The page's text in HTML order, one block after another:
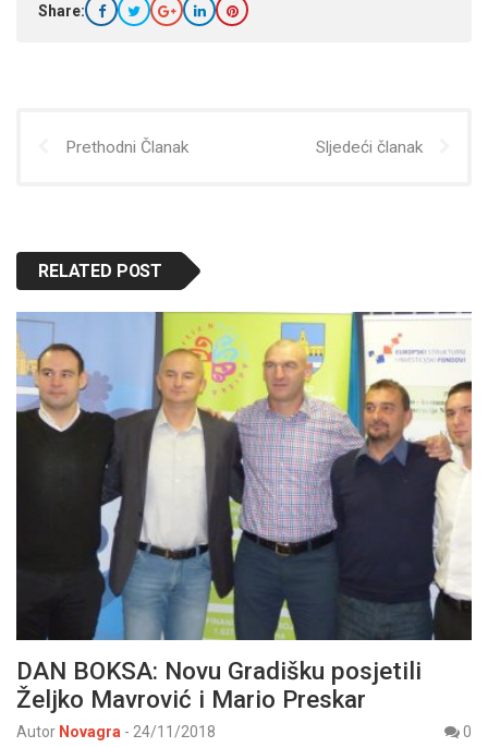
Share:
Prethodni Članak Sljedeći članak
RELATED POST
DAN BOKSA: Novu Gradišku posjetili
Željko Mavrović i Mario Preskar
Autor Novagra - 24/11/2018
0